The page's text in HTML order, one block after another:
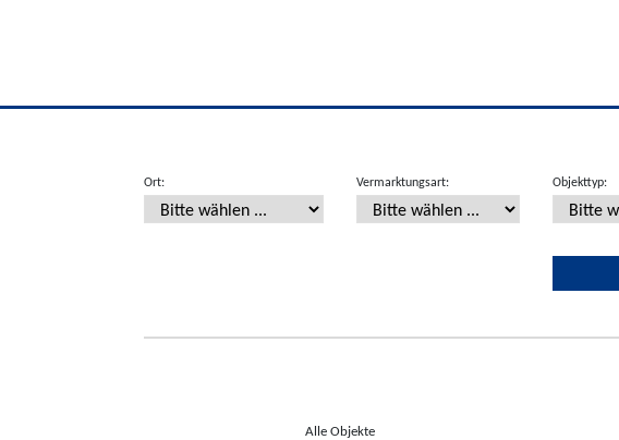
Ort: Vermarktungsart: Objekttyp:
Alle Objekte